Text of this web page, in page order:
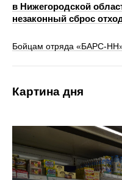
в Нижегородской
незаконный сброс
Бойцам отряда «БАРС-
Картина дня